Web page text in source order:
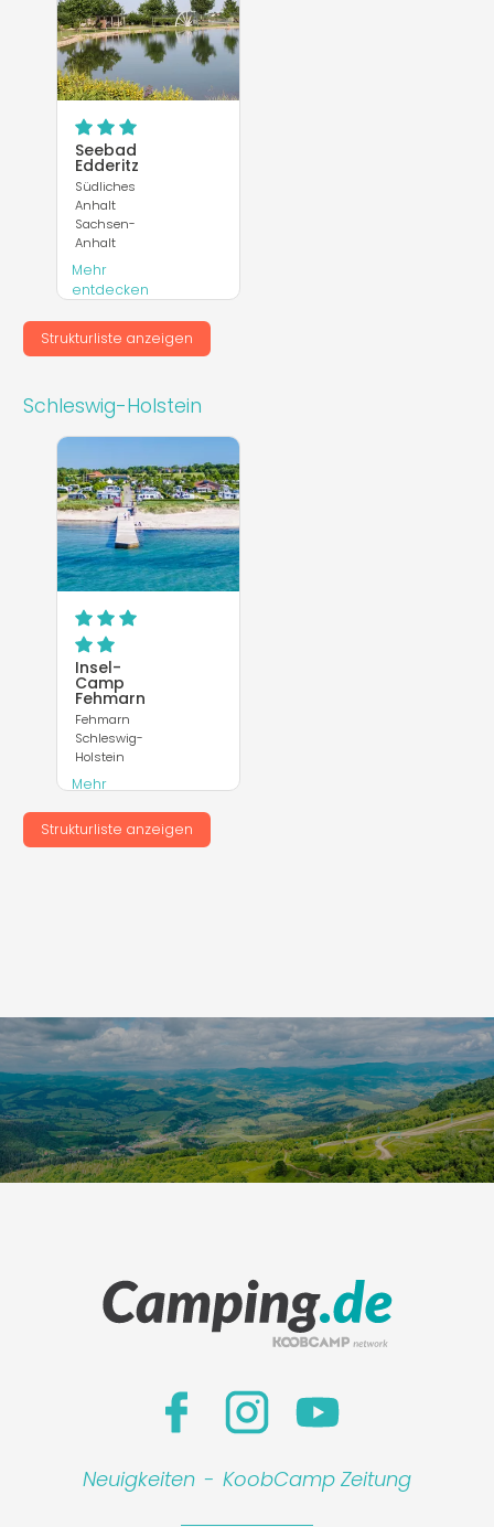
Seebad
Edderitz
Südliches
Anhalt
Sachsen-
Anhalt
Mehr
entdecken
Webseite
Strukturliste anzeigen
Schleswig-Holstein
Insel-
Camp
Fehmarn
Fehmarn
Schleswig-
Holstein
Mehr
Webseite
Strukturliste anzeigen
Neuigkeiten - KoobCamp Zeitung